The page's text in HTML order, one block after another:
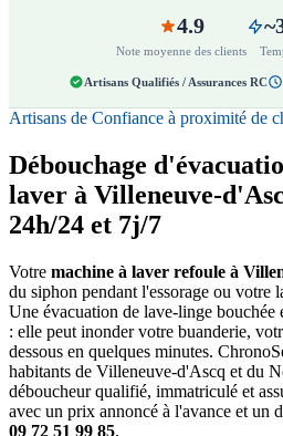
4.9
Note moyenne des clients
Artisans Qualifiés / Assurances RC
Artisans de Confiance à proximité de
Débouchage
laver à Villeneuve-
24h/24 et 7j/7
Votre machine à laver refoule à
du siphon pendant l'essorage ou votre
Une évacuation de lave-linge bouchée
: elle peut inonder votre buanderie,
dessous en quelques minutes.
habitants de Villeneuve-d'Ascq et du
déboucheur qualifié, immatriculé et
avec un prix annoncé à l'avance et un
09 72 51 99 85.